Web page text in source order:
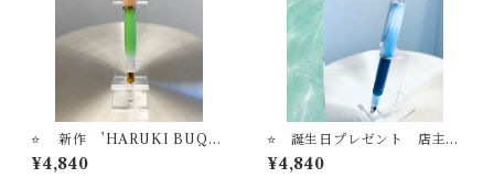
⭐️ 新作 ’HARUKI BUQU
ET’ 万年筆ビュッフェ ’Pick
Who？'コレクション【お名入
¥4,840
⭐️ 誕生日プレゼント 店主の
おすすめ 迷ったらこれ ’H
ARUKI Acqua’ 万年筆ビュッ
¥4,840